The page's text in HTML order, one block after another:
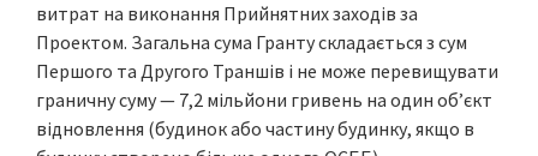
витрат на виконання Прийнятних заходів за
Проектом. Загальна сума Гранту складається з сум
Першого та Другого Траншів і не може перевищувати
граничну суму — 7,2 мільйони гривень на один об’єкт
відновлення (будинок або частину будинку, якщо в